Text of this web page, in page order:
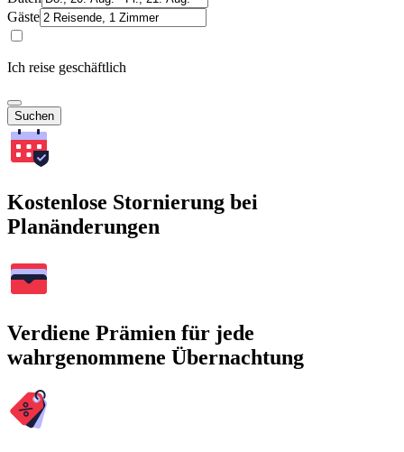
Gäste
Ich reise geschäftlich
Suchen
Kostenlose Stornierung bei
Planänderungen
Verdiene Prämien für jede
wahrgenommene Übernachtung